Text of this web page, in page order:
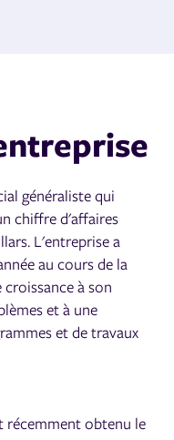
généraliste qui
chiffre d'affaires
L'entreprise a
au cours de la
à son
et à une
et de travaux
récemment obtenu le